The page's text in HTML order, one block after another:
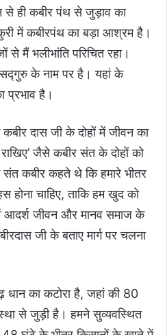
से ही कबीर पंथ से जुड़ाव का
में कबीरपंथ का बड़ा आश्रम है।
से मैं भलीभांति परिचित रहा।
सद्गुरु के नाम पर है। यहां के
प्रभाव है।
दास जी के दोहों में जीवन का
जैसे कबीर संत के दोहों को
संत कबीर कहते थे कि हमारे भीतर
होना चाहिए, ताकि हम खुद को
आदर्श जीवन और मानव समाज के
जी के बताए मार्ग पर चलना
धान का कटोरा है, जहां की 80
से जुड़ी है। हमने सुव्यवस्थित